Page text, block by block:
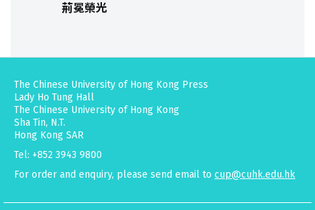
荊冕榮光
The Chinese University of Hong Kong Press
Lady Ho Tung Hall
The Chinese University of Hong Kong
Sha Tin, N.T.
Hong Kong SAR
Tel: +852 3943 9800
For order and enquiry, please send email to cup@cuhk.edu.hk